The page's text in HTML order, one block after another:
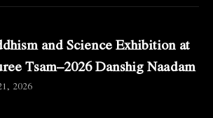
and Science Exhibition at
Tsam–2026 Danshig Naadam
2026